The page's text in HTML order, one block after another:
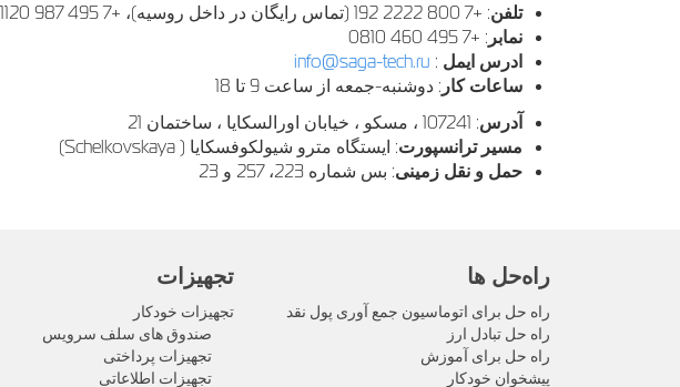
تلفن: +7 800 2222 192 (تماس رایگان در داخل روسیه)، +7 495 987 1120
نمابر: +7 495 460 0810
ادرس ایمل :
info@saga-tech.ru
ساعات کار: دوشنبه-جمعه از ساعت 9 تا 18
آدرس: 107241 ، مسکو ، خیابان اورالسکایا ، ساختمان 21
مسیر ترانسپورت: ایستگاه مترو شیولکوفسکایا ( Schelkovskaya)
حمل و نقل زمینی: بس شماره 223، 257 و 23
راه‌حل‌ ها
راه حل برای اتوماسیون جمع آوری پول نقد
راه حل تبادل ارز
راه حل برای آموزش
پیشخوان خودکار
تجهیزات
تجهیزات خودکار
صندوق های سلف سرویس
تجهیزات پرداختی
تجهیزات اطلاعاتی